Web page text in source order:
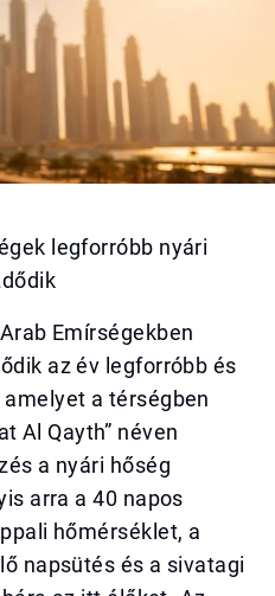
legforróbb nyári
Emírségekben
az év legforróbb és
a térségben
Al Qayth” néven
a nyári hőség
arra a 40 napos
hőmérséklet, a
napsütés és a sivatagi